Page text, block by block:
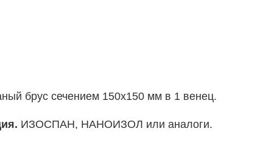
брус сечением 150х150 мм в 1 венец.
ИЗОСПАН, НАНОИЗОЛ или аналоги.